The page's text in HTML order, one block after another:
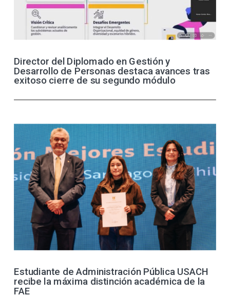
Director del Diplomado en Gestión y
Desarrollo de Personas destaca avances tras
exitoso cierre de su segundo módulo
Estudiante de Administración Pública USACH
recibe la máxima distinción académica de la
FAE